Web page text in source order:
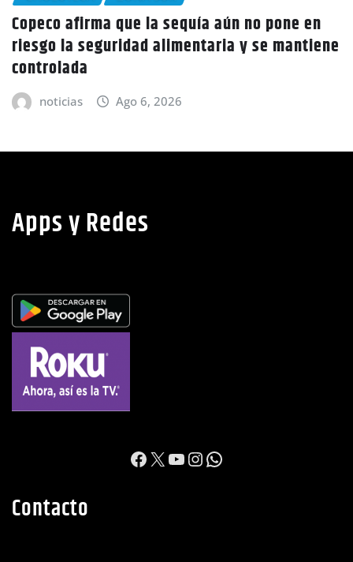
CHOLUTECA
Policía Nacional desaloja a campesinos de
tierras en El Tulito, Choluteca
noticias
Apps y Redes
https://
X YouTube
Instagram
WhatsApp
Contacto